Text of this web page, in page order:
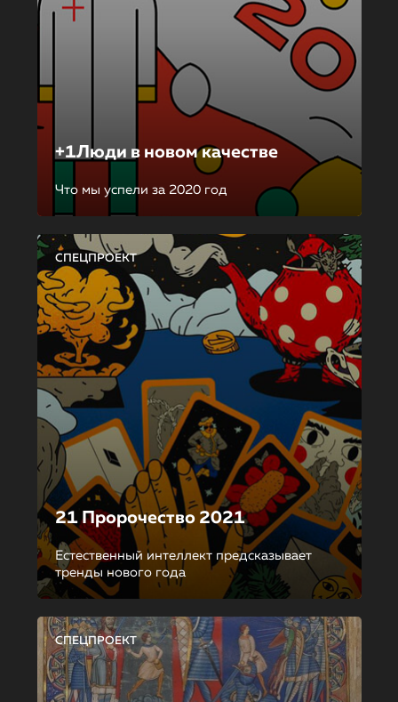
+1Люди в новом качестве
Что мы успели за 2020 год
СПЕЦПРОЕКТ
21 Пророчество 2021
Естественный интеллект предсказывает
тренды нового года
СПЕЦПРОЕКТ